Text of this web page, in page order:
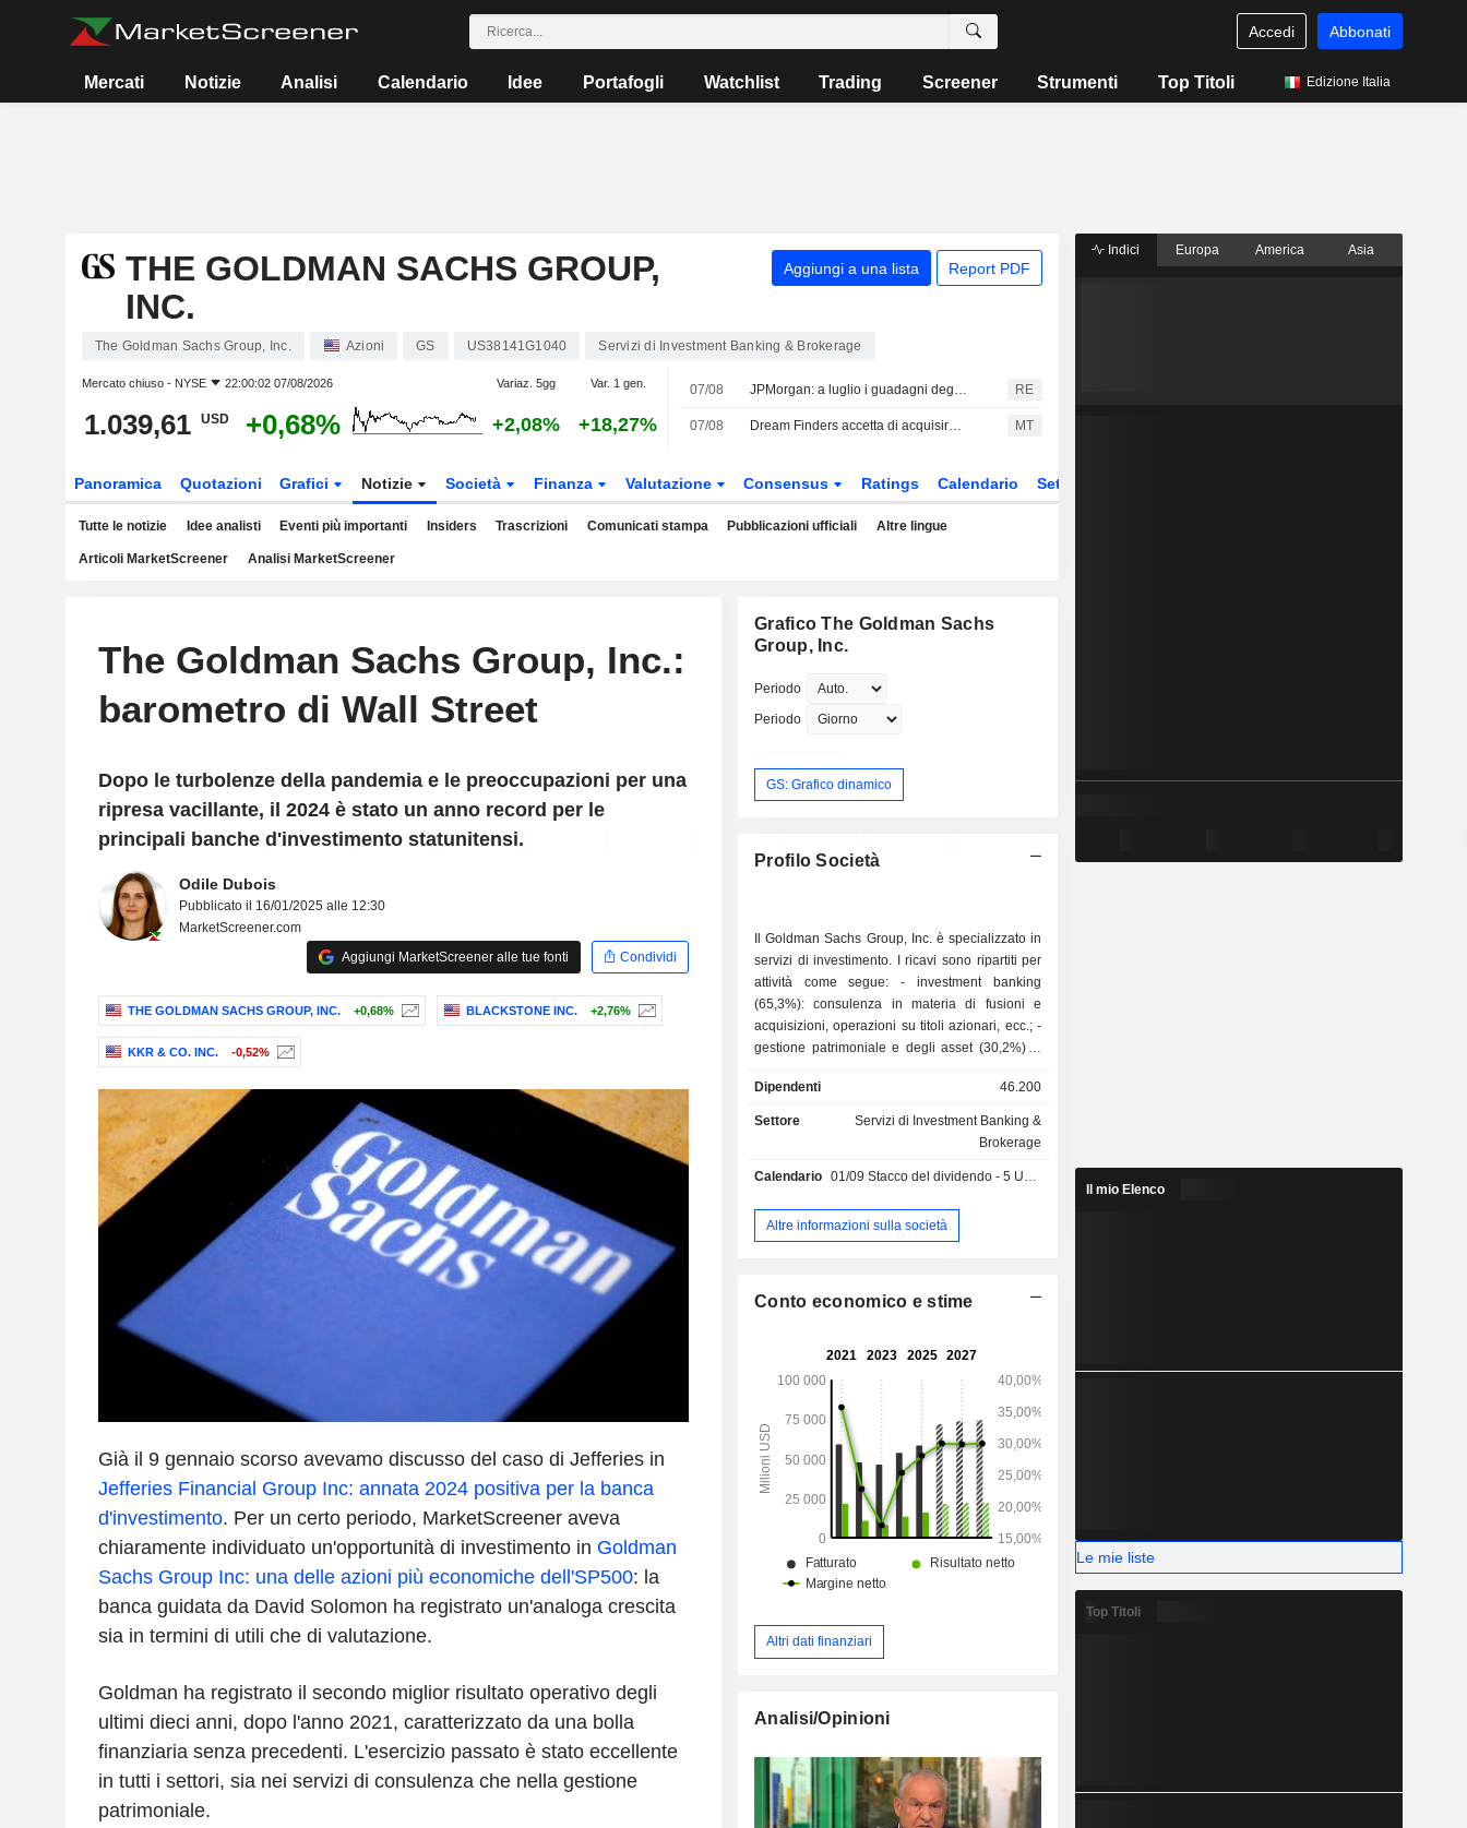
Accedi Abbonati
Mercati Notizie Analisi Calendario Idee Portafogli Watchlist Trading Screener Strumenti Top Titoli Edizione Italia
THE GOLDMAN SACHS GROUP,
INC.
Aggiungi a una lista Report PDF
The Goldman Sachs Group, Inc. Azioni GS US38141G1040 Servizi di Investment Banking & Brokerage
Mercato chiuso - NYSE 22:00:02 07/08/2026 Variaz. 5gg Var. 1 gen.
1.039,61 USD +0,68% +2,08% +18,27%
07/08 JPMorgan: a luglio i guadagni degli hedge fund per il 2024 sono stati intaccati dai titoli tecnologici RE
07/08 Dream Finders accetta di acquisire Beazer in un'operazione in contanti da 2,2 Mrd USD MT
Panoramica Quotazioni Grafici Notizie Società Finanza Valutazione Consensus Ratings Calendario Settore
Tutte le notizie Idee analisti Eventi più importanti Insiders Trascrizioni Comunicati stampa Pubblicazioni ufficiali Altre lingue
Articoli MarketScreener Analisi MarketScreener
The Goldman Sachs Group, Inc.:
barometro di Wall Street
Dopo le turbolenze della pandemia e le preoccupazioni per una
ripresa vacillante, il 2024 è stato un anno record per le
principali banche d'investimento statunitensi.
Odile Dubois
Pubblicato il 16/01/2025 alle 12:30
MarketScreener.com
Aggiungi MarketScreener alle tue fonti
Condividi
THE GOLDMAN SACHS GROUP, INC. +0,68% BLACKSTONE INC. +2,76%
KKR & CO. INC. -0,52%
Già il 9 gennaio scorso avevamo discusso del caso di Jefferies in
Jefferies Financial Group Inc: annata 2024 positiva per la banca
d'investimento. Per un certo periodo, MarketScreener aveva
chiaramente individuato un'opportunità di investimento in Goldman
Sachs Group Inc: una delle azioni più economiche dell'SP500: la
banca guidata da David Solomon ha registrato un'analoga crescita
sia in termini di utili che di valutazione.
Goldman ha registrato il secondo miglior risultato operativo degli
ultimi dieci anni, dopo l'anno 2021, caratterizzato da una bolla
finanziaria senza precedenti. L'esercizio passato è stato eccellente
in tutti i settori, sia nei servizi di consulenza che nella gestione
patrimoniale.
Grafico The Goldman Sachs
Group, Inc.
Periodo
Periodo
GS: Grafico dinamico
Profilo Società
Il Goldman Sachs Group, Inc. è specializzato in
servizi di investimento. I ricavi sono ripartiti per
attività come segue: - investment banking
(65,3%): consulenza in materia di fusioni e
acquisizioni, operazioni su titoli azionari, ecc.; -
gestione patrimoniale e degli asset (30,2%). Il
acquisizione di partecipazioni in società
tecnologiche in rapida crescita; - servizi
(64,4%), Europa/Medio Oriente/Africa (22,9%) e
Dipendenti 46.200
Settore
Servizi di Investment Banking &
Brokerage
Calendario 01/09 Stacco del dividendo - 5 USD
Altre informazioni sulla società
Conto economico e stime
Altri dati finanziari
Analisi/Opinioni
Indici Europa America Asia
Il mio Elenco
Le mie liste
Top Titoli